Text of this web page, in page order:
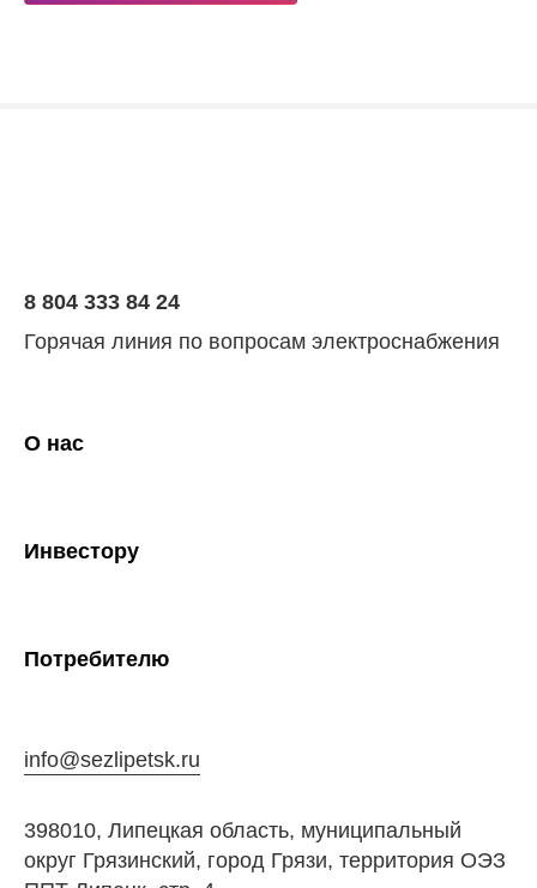
8 804 333 84 24
Горячая линия по вопросам электроснабжения
info@sezlipetsk.ru
398010, Липецкая область, муниципальный
округ Грязинский, город Грязи, территория ОЭЗ
О нас
Инвестору
Потребителю